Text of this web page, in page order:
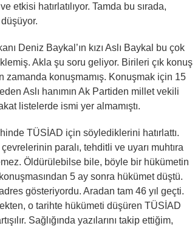
etkisi hatırlatılıyor. Tamda bu sırada,
Deniz Baykal’ın kızı Aslı Baykal bu çok
Akla şu soru geliyor. Birileri çık konuş
zamanda konuşmamış. Konuşmak için 15
Aslı hanımın Ak Partiden millet vekili
listelerde ismi yer almamıştı.
TÜSİAD için söylediklerini hatırlattı.
paralı, tehditli ve uyarı muhtıra
Öldürülebilse bile, böyle bir hükümetin
5 ay sonra hükümet düştü.
gösteriyordu. Aradan tam 46 yıl geçti.
o tarihte hükümeti düşüren TÜSİAD
Sağlığında yazılarını takip ettiğim,